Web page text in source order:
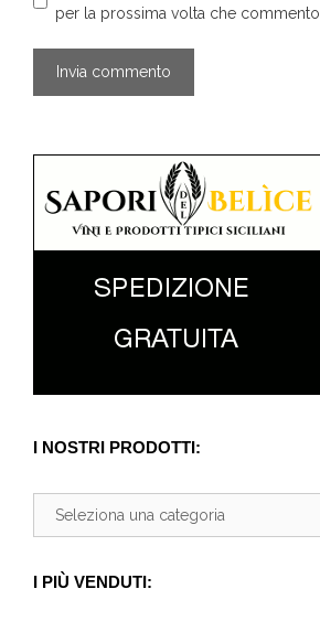
per la prossima volta che commento.
I NOSTRI PRODOTTI:
I PIÙ VENDUTI: